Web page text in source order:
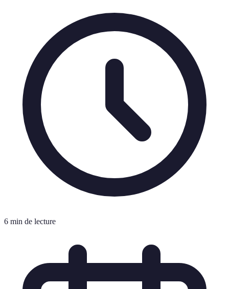
6 min de lecture